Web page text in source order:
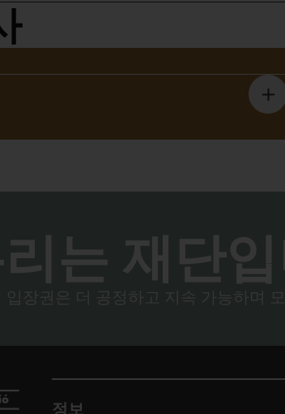
는 재단
입장권은 더 공정하고 지속 가능하며
정보